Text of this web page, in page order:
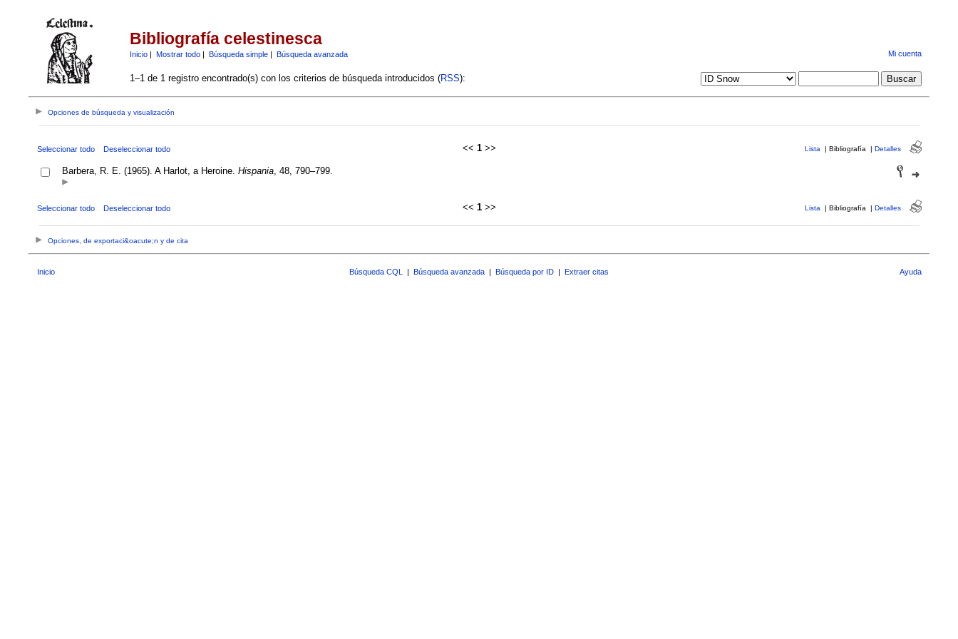
Bibliografía celestinesca
Inicio| Mostrar todo| Búsqueda simple| Búsqueda avanzada Mi cuenta
1–1 de 1 registro encontrado(s) con los criterios de búsqueda introducidos (RSS):
Opciones de búsqueda y visualización
Seleccionar todo Deseleccionar todo << 1>> Lista | Bibliografía | Detalles
Barbera, R. E. (1965). A Harlot, a Heroine. Hispania, 48, 790–799.
Seleccionar todo Deseleccionar todo << 1>> Lista | Bibliografía | Detalles
Opciones, de exportaci&oacute;n y de cita
Inicio Búsqueda CQL | Búsqueda avanzada | Búsqueda por ID | Extraer citas Ayuda